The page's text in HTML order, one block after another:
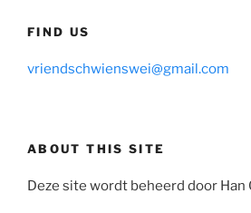
FIND US
vriendschwienswei@gmail.com
ABOUT THIS SITE
Deze site wordt beheerd door Han